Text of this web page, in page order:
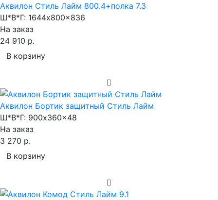
Аквилон Стиль Лайм 800.4+полка 7.3
Ш*В*Г: 1644x800x836
На заказ
24 910 р.
В корзину
Аквилон Бортик защитный Стиль Лайм
Ш*В*Г: 900x360x48
На заказ
3 270 р.
В корзину